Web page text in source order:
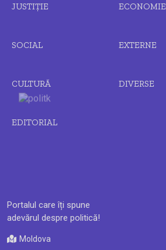
Portalul care îți spune
adevărul despre politică!
Moldova
JUSTIȚIE ECONOMIE
SOCIAL EXTERNE
CULTURĂ DIVERSE
EDITORIAL